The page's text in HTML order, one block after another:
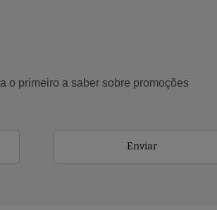
o primeiro a saber sobre promoções
Enviar